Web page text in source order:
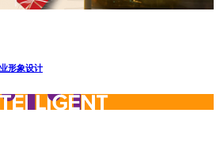
形象设计